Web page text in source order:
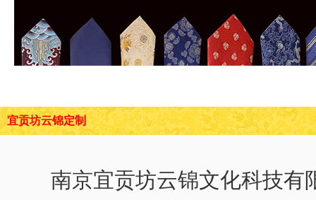
宜贡坊云锦定制
南京宜贡坊云锦文化科技有